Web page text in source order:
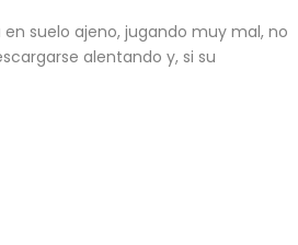
suelo ajeno, jugando muy mal, no
alentando y, si su